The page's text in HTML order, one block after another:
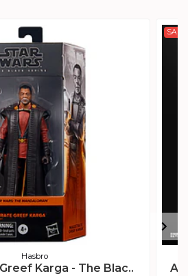
Hasbro
Karga - The Blac..
SALE